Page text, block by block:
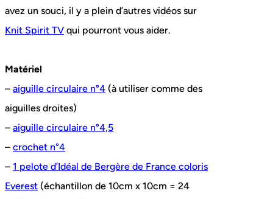
avez un souci, il y a plein d’autres vidéos sur
Knit Spirit TV qui pourront vous aider.
Matériel
– aiguille circulaire n°4 (à utiliser comme des
aiguilles droites)
– aiguille circulaire n°4,5
– crochet n°4
– 1 pelote d’Idéal de Bergère de France coloris
Everest (échantillon de 10cm x 10cm = 24